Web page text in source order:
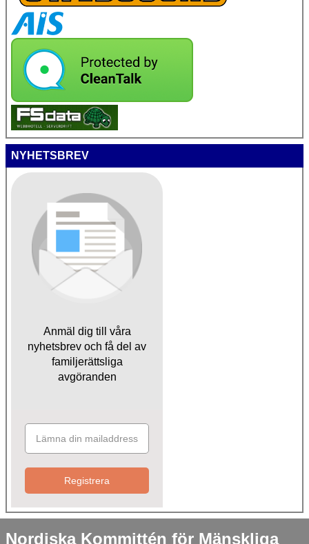
NYHETSBREV
Anmäl dig till våra
nyhetsbrev och få del av
familjerättsliga
avgöranden
Registrera
Nordiska Kommittén för Mänskliga